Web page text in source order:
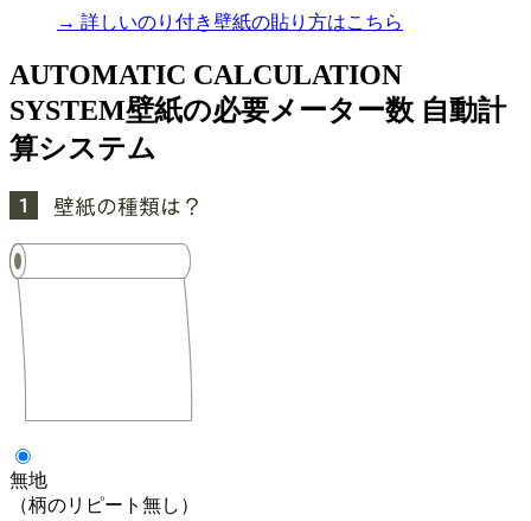
→ 詳しいのり付き壁紙の貼り方はこちら
AUTOMATIC CALCULATION
SYSTEM壁紙の必要メーター数 自動計
算システム
無地
（柄のリピート無し）